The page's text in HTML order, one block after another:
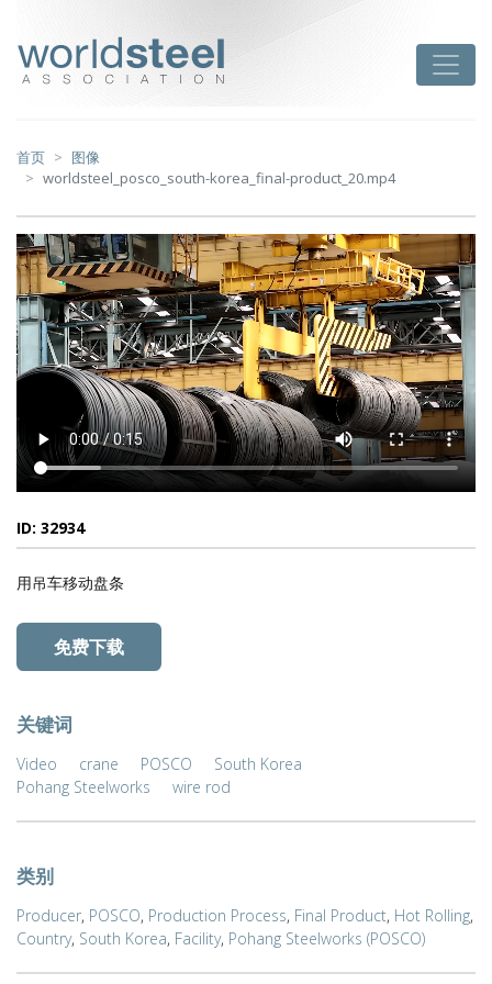
首页
图像
worldsteel_posco_south-korea_final-product_20.mp4
ID: 32934
用吊车移动盘条
免费下载
关键词
Video crane POSCO
South Korea
Pohang Steelworks
wire rod
类别
Producer, POSCO, Production Process, Final Product, Hot Rolling,
Country, South Korea, Facility, Pohang Steelworks (POSCO)